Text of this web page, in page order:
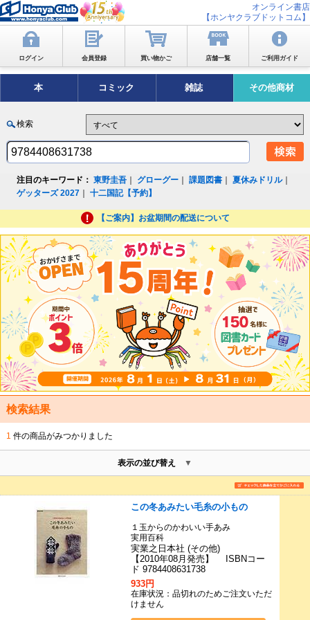
オンライン書店
【ホンヤクラブドットコム】
ログイン 会員登録 買い物かご 店舗一覧 ご利用ガイド
本 コミック 雑誌 その他商材
検索
注目のキーワード： 東野圭吾 グローグー ｜課題図書 ｜夏休みドリル｜
ゲッターズ 2027 ｜十二国記【予約】
【ご案内】お盆期間の配送について
検索結果
1 件の商品がみつかりました
表示の並び替え
この冬あみたい毛糸の小もの
１玉からのかわいい手あみ
実用百科
実業之日本社 (その他)
【2010年08月発売】 ISBNコー
ド 9784408631738
933円
在庫状況：品切れのためご注文いただ
けません